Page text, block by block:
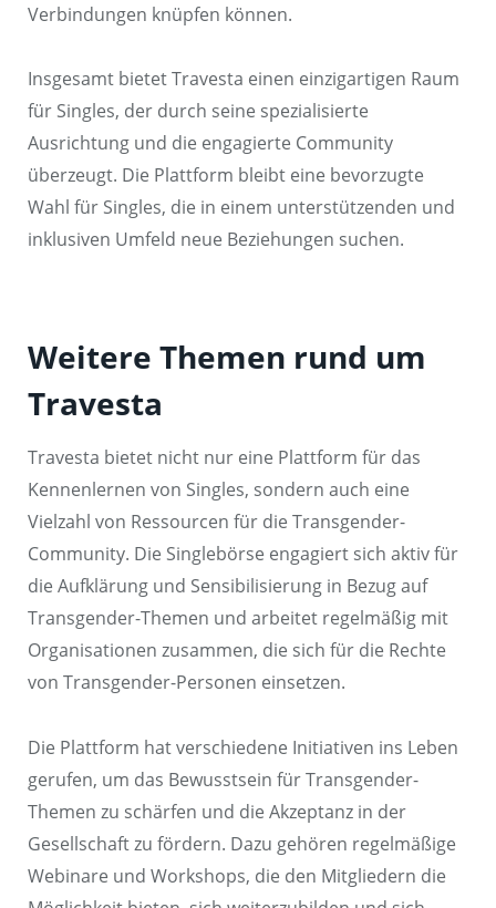
Verbindungen knüpfen können.
Insgesamt bietet Travesta einen einzigartigen Raum
für Singles, der durch seine spezialisierte
Ausrichtung und die engagierte Community
überzeugt. Die Plattform bleibt eine bevorzugte
Wahl für Singles, die in einem unterstützenden und
inklusiven Umfeld neue Beziehungen suchen.
Weitere Themen rund um
Travesta
Travesta bietet nicht nur eine Plattform für das
Kennenlernen von Singles, sondern auch eine
Vielzahl von Ressourcen für die Transgender-
Community. Die Singlebörse engagiert sich aktiv für
die Aufklärung und Sensibilisierung in Bezug auf
Transgender-Themen und arbeitet regelmäßig mit
Organisationen zusammen, die sich für die Rechte
von Transgender-Personen einsetzen.
Die Plattform hat verschiedene Initiativen ins Leben
gerufen, um das Bewusstsein für Transgender-
Themen zu schärfen und die Akzeptanz in der
Gesellschaft zu fördern. Dazu gehören regelmäßige
Webinare und Workshops, die den Mitgliedern die